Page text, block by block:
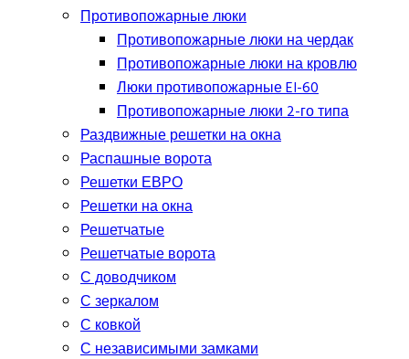
Противопожарные люки
Противопожарные люки на чердак
Противопожарные люки на кровлю
Люки противопожарные EI-60
Противопожарные люки 2-го типа
Раздвижные решетки на окна
Распашные ворота
Решетки ЕВРО
Решетки на окна
Решетчатые
Решетчатые ворота
С доводчиком
С зеркалом
С ковкой
С независимыми замками